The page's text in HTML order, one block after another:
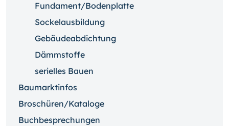
Fundament/Bodenplatte
Sockelausbildung
Gebäudeabdichtung
Dämmstoffe
serielles Bauen
Baumarktinfos
Broschüren/Kataloge
Buchbesprechungen